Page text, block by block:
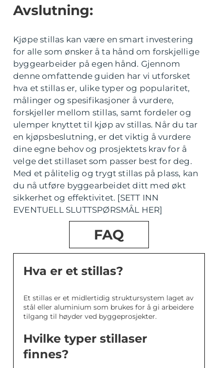
Avslutning:
Kjøpe stillas kan være en smart investering
for alle som ønsker å ta hånd om forskjellige
byggearbeider på egen hånd. Gjennom
denne omfattende guiden har vi utforsket
hva et stillas er, ulike typer og popularitet,
målinger og spesifikasjoner å vurdere,
forskjeller mellom stillas, samt fordeler og
ulemper knyttet til kjøp av stillas. Når du tar
en kjøpsbeslutning, er det viktig å vurdere
dine egne behov og prosjektets krav for å
velge det stillaset som passer best for deg.
Med et pålitelig og trygt stillas på plass, kan
du nå utføre byggearbeidet ditt med økt
sikkerhet og effektivitet. [SETT INN
EVENTUELL SLUTTSPØRSMÅL HER]
FAQ
Hva er et stillas?
Et stillas er et midlertidig struktursystem laget av
stål eller aluminium som brukes for å gi arbeidere
tilgang til høyder ved byggeprosjekter.
Hvilke typer stillaser
finnes?